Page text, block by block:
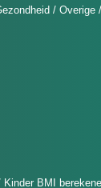
/ Overige /
Kinder BMI